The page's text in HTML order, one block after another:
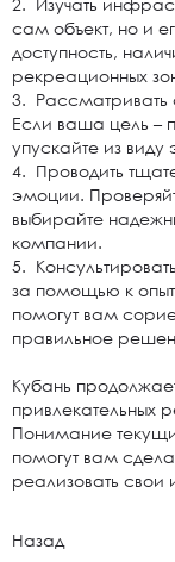
2. Изучать
сам объект, но и
доступность,
рекреационных
3. Рассматривать
Если ваша цель –
упускайте из
4. Проводить
эмоции.
выбирайте
компании.
5.
за помощью к
помогут вам
правильное
Кубань
привлекательных
Понимание
помогут вам
реализовать свои
Назад